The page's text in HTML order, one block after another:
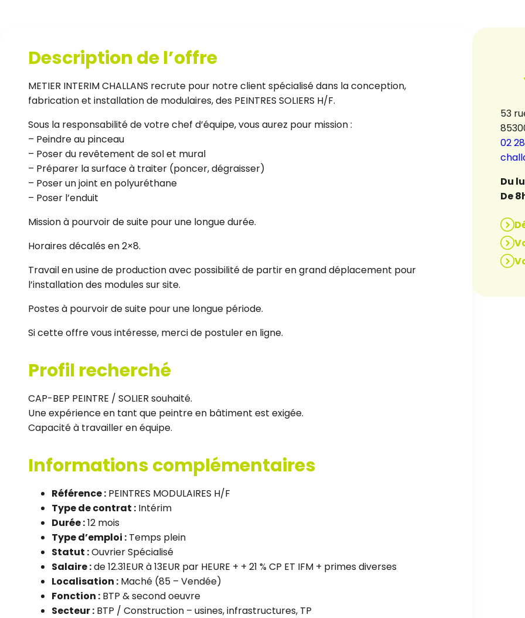
Description de l’offre
METIER INTERIM CHALLANS recrute pour notre client spécialisé dans la conception,
fabrication et installation de modulaires, des PEINTRES SOLIERS H/F.
Sous la responsabilité de votre chef d’équipe, vous aurez pour mission :
– Peindre au pinceau
– Poser du revêtement de sol et mural
– Préparer la surface à traiter (poncer, dégraisser)
– Poser un joint en polyuréthane
– Poser l’enduit
Mission à pourvoir de suite pour une longue durée.
Horaires décalés en 2×8.
Travail en usine de production avec possibilité de partir en grand déplacement pour
l’installation des modules sur site.
Postes à pourvoir de suite pour une longue période.
Si cette offre vous intéresse, merci de postuler en ligne.
Profil recherché
CAP-BEP PEINTRE / SOLIER souhaité.
Une expérience en tant que peintre en bâtiment est exigée.
Capacité à travailler en équipe.
Informations complémentaires
Référence : PEINTRES MODULAIRES H/F
Type de contrat : Intérim
Durée :12 mois
Type d’emploi : Temps plein
Statut :Ouvrier Spécialisé
Salaire :de 12.31EUR à 13EUR par HEURE + + 21 % CP ET IFM + primes diverses
Localisation : Maché (85 – Vendée)
Fonction : BTP & second oeuvre
Secteur : BTP / Construction – usines, infrastructures, TP
53
02
Du
De